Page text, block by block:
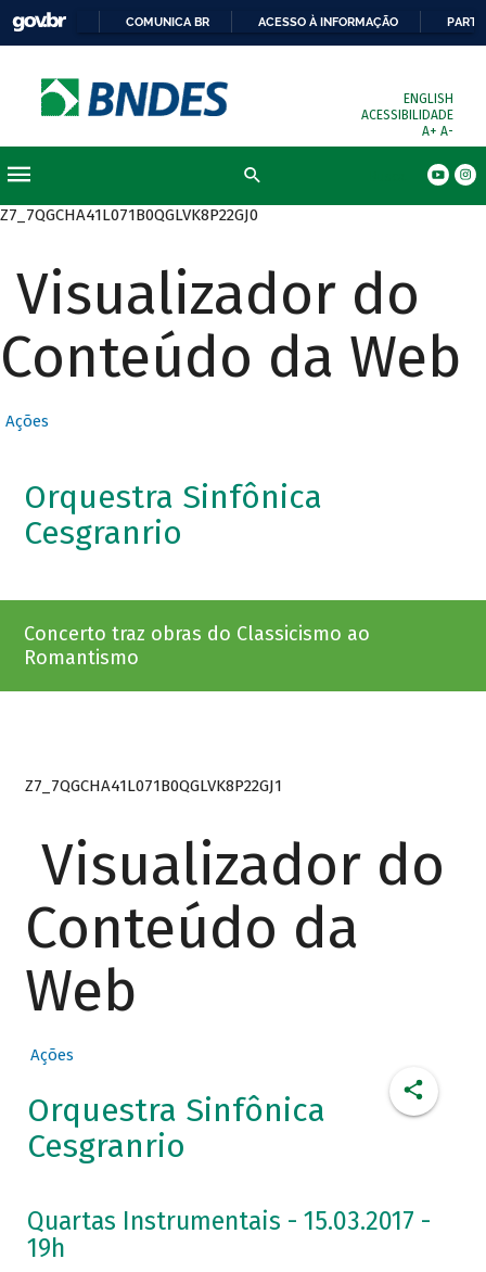
COMUNICA BR ACESSO À INFORMAÇÃO
ENGLISH
ACESSIBILIDADE
A+ A-
Z7_7QGCHA41L071B0QGLVK8P22GJ0
Visualizador do
Conteúdo da Web
Ações
Orquestra Sinfônica
Cesgranrio
Concerto traz obras do Classicismo ao
Romantismo
Z7_7QGCHA41L071B0QGLVK8P22GJ1
Visualizador do
Conteúdo da
Web
Ações
Orquestra Sinfônica
Cesgranrio
Quartas Instrumentais - 15.03.2017 -
19h